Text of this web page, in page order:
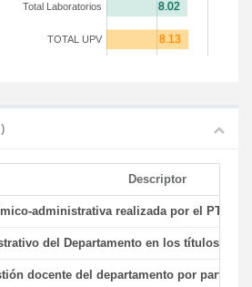
TOTAL UPV
Total Laboratorios
Descriptor
administrativa realizada por el PTGAS
del Departamento en los títulos de
docente del departamento por parte